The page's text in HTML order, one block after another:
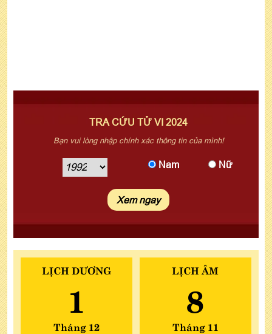
TRA CỨU TỬ VI 2024
Bạn vui lòng nhập chính xác thông tin của mình!
Nam Nữ
LỊCH DƯƠNG
1
Tháng 12
LỊCH ÂM
8
Tháng 11